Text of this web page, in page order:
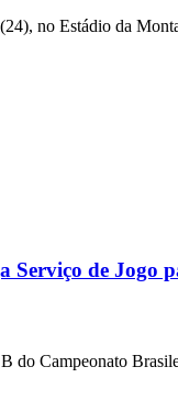
no Estádio da
Serviço de Jogo
do Campeonato